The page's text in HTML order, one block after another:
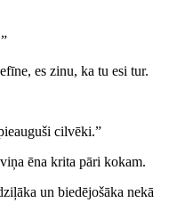
es zinu, ka tu esi tur.
cilvēki.”
ēna krita pāri kokam.
un biedējošāka nekā